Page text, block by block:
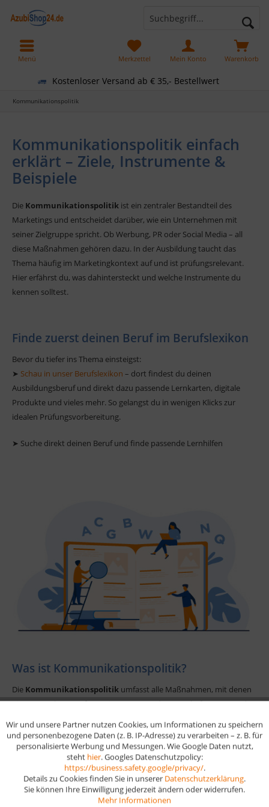
Kostenloser Versand ab € 35,- Bestellwert
Warenkorb
Merkzettel Mein Konto
Menü
Kommunikationspolitik
Kommunikationspolitik einfach
erklärt – Ziele, Instrumente &
Beispiele
Die Kommunikationspolitik ist ein zentraler Bestandteil des
Marketings und entscheidet darüber, wie ein Unternehmen mit
seiner Zielgruppe spricht. Ob Werbung, PR oder Social Media – all
diese Maßnahmen gehören dazu. In der Ausbildung taucht das
Thema häufig im Marketingkontext auf und ist prüfungsrelevant.
Hier erfährst du, was dahintersteckt und welche Instrumente du
kennen solltest.
Finde zuerst deinen Beruf im Berufslexikon
Bevor du tiefer ins Thema einsteigst:
➤ Schau in unser Berufslexikon – dort findest du deinen
Ausbildungsberuf und direkt dazu passende Lernkarten, digitale
Produkte und vieles mehr. So gelangst du in wenigen Klicks zur
idealen Prüfungsvorbereitung.
➤ Suche direkt deinen Beruf und finde passende Lernhilfen
Was ist Kommunikationspolitik?
Die Kommunikationspolitik umfasst alle Maßnahmen, mit denen
ein Unternehmen Informationen an Kunden, Geschäftspartner oder
Image zu stärken und Produkte oder Dienstleistungen bekannt zu
machen. Sie ist ein wichtiger Bestandteil des Marketing-Mix.
Funktionale Aktiv
Aktiv
Wir und unsere Partner nutzen Cookies, um Informationen zu speichern
und personenbezogene Daten (z. B. IP-Adresse) zu verarbeiten – z. B. für
personalisierte Werbung und Messungen. Wie Google Daten nutzt,
steht hier. Googles Datenschutzpolicy:
https://business.safety.google/privacy/.
Details zu Cookies finden Sie in unserer Datenschutzerklärung.
Sie können Ihre Einwilligung jederzeit ändern oder widerrufen.
Mehr Informationen